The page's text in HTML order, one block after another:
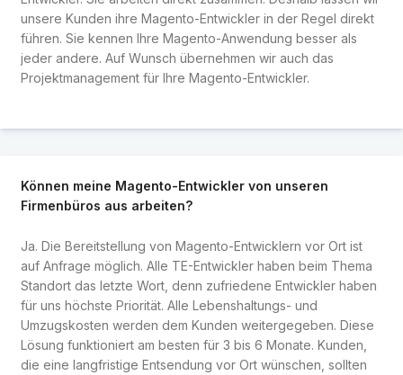
unsere Kunden ihre Magento-Entwickler in der Regel direkt
führen. Sie kennen Ihre Magento-Anwendung besser als
jeder andere. Auf Wunsch übernehmen wir auch das
Projektmanagement für Ihre Magento-Entwickler.
Können meine Magento-Entwickler von unseren
Firmenbüros aus arbeiten?
Ja. Die Bereitstellung von Magento-Entwicklern vor Ort ist
auf Anfrage möglich. Alle TE-Entwickler haben beim Thema
Standort das letzte Wort, denn zufriedene Entwickler haben
für uns höchste Priorität. Alle Lebenshaltungs- und
Umzugskosten werden dem Kunden weitergegeben. Diese
Lösung funktioniert am besten für 3 bis 6 Monate. Kunden,
die eine langfristige Entsendung vor Ort wünschen, sollten